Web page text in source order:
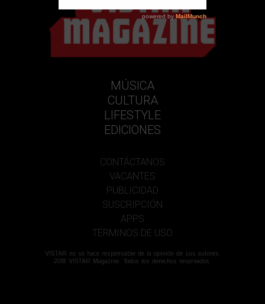
MÚSICA
CULTURA
LIFESTYLE
EDICIONES
CONTÁCTANOS
VACANTES
PUBLICIDAD
SUSCRIPCIÓN
APPS
TÉRMINOS DE USO
VISTAR no se hace responsable de la opinión de sus autores.
2018 VISTAR Magazine. Todos los derechos reservados.